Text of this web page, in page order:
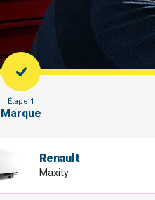
Étape 1
Marque
Renault
Maxity